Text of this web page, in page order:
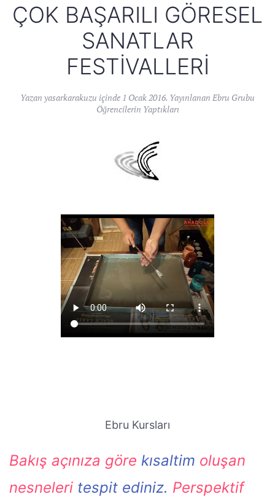
ÇOK BAŞARILI GÖRESEL
SANATLAR
FESTIVALLERI
Yazan yasarkarakuzu içinde 1 Ocak 2016. Yayınlanan Ebru Grubu
Öğrencilerin Yaptıkları
Ebru Kursları
Bakış açınıza göre kısaltim oluşan
nesneleri tespit ediniz. Perspektif